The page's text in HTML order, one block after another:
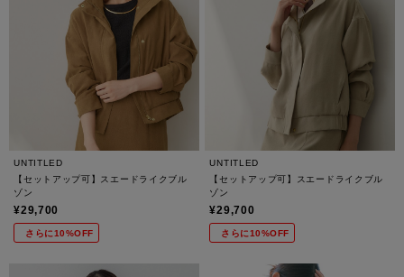
UNTITLED
【セットアップ可】スエードライクブル
ゾン
¥29,700
さらに10%OFF
UNTITLED
【セットアップ可】スエードライクブル
ゾン
¥29,700
さらに10%OFF